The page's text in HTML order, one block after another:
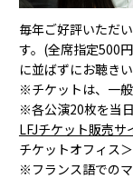
毎年ご好評いただ
す。(全席指定500
に並ばずにお聴きい
※チケットは、一
※各公演20枚を当
LFJチケット販売サ
チケットオフィス
※フランス語でのマ